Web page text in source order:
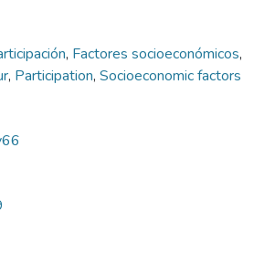
, Factores socioeconómicos,
, Participation, Socioeconomic factors